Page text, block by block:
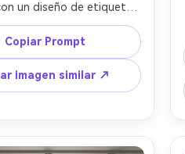
un diseño de etiqueta
negro y oro con tipografía
tipo foil, ilustración de
textura de grano
blanco amplio para
intención de impresión
f/2.0, composición
luz de estudio suave,
Copiar Prompt
imagen similar ↗